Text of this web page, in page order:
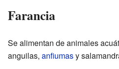
Farancia
Se alimentan de animales
anguilas, anfiumasy